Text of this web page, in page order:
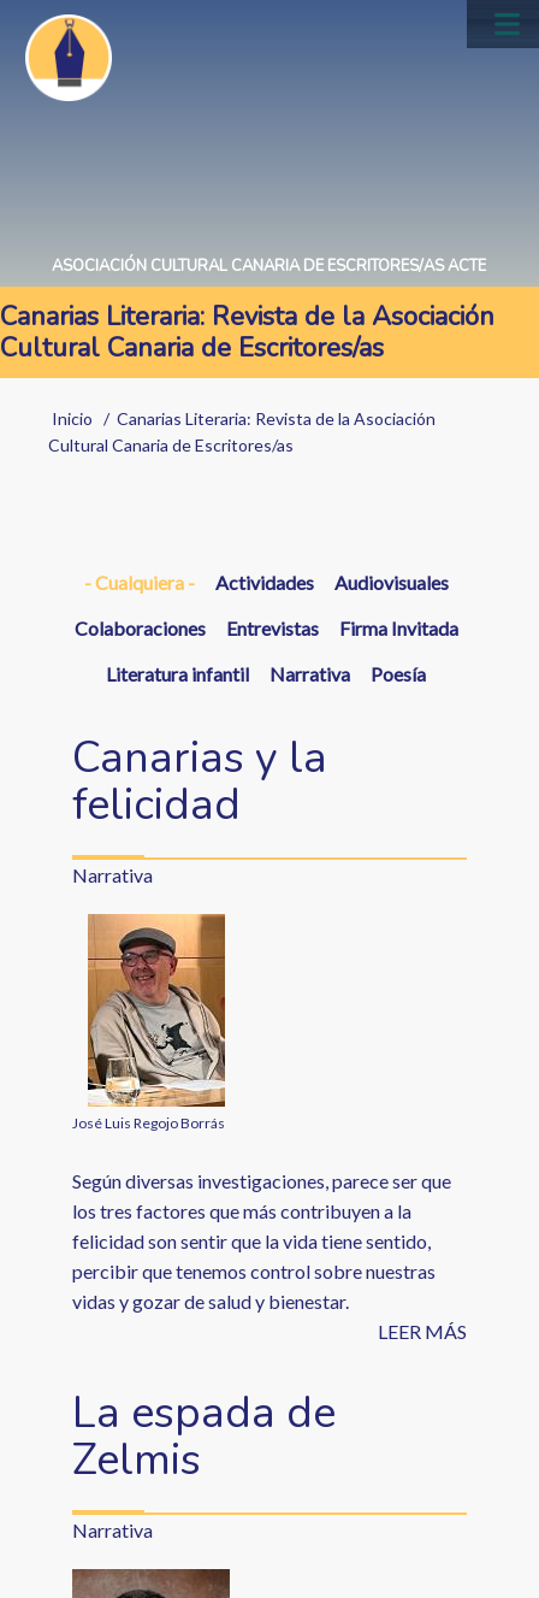
Pasar
contenido
principal
ASOCIACIÓN CULTURAL CANARIA DE ESCRITORES/AS ACTE
Canarias Literaria: Revista de la Asociación
Cultural Canaria de Escritores/as
Sobrescribir
enlaces
la
navegación
Inicio
Canarias Literaria: Revista de la Asociación
Cultural Canaria de Escritores/as
- Cualquiera - Actividades
Audiovisuales
Colaboraciones
Entrevistas
Firma Invitada
Literatura infantil
Narrativa Poesía
Canarias y la
felicidad
Narrativa
José Luis Regojo Borrás
Según diversas investigaciones, parece ser que
los tres factores que más contribuyen a la
felicidad son sentir que la vida tiene sentido,
percibir que tenemos control sobre nuestras
vidas y gozar de salud y bienestar.
LEER MÁS
La espada de
Zelmis
Narrativa